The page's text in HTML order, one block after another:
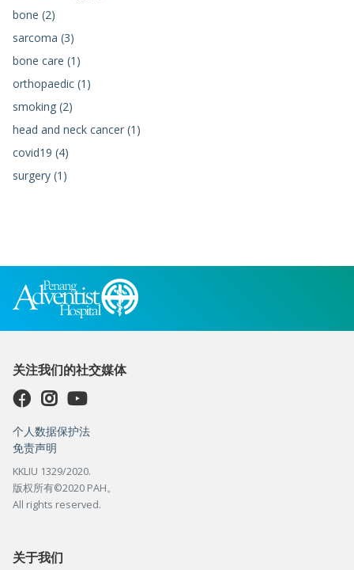
bone (2)
sarcoma (3)
bone care (1)
orthopaedic (1)
smoking (2)
head and neck cancer (1)
covid19 (4)
surgery (1)
关注我们的社交媒体
个人数据保护法
免责声明
KKLIU 1329/2020.
版权所有©2020 PAH。
All rights reserved.
关于我们